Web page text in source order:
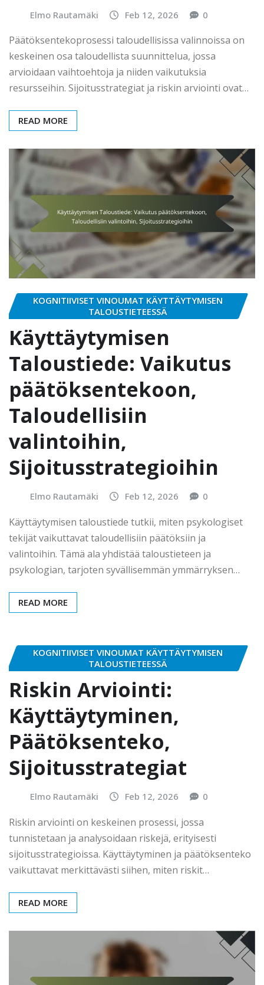
Elmo Rautamäki Feb 12, 2026 0
Päätöksentekoprosessi taloudellisissa valinnoissa on
keskeinen osa taloudellista suunnittelua, jossa
arvioidaan vaihtoehtoja ja niiden vaikutuksia
resursseihin. Sijoitusstrategiat ja riskin arviointi ovat…
READ MORE
KOGNITIIVISET VINOUMAT KÄYTTÄYTYMISEN
TALOUSTIETEESSÄ
Käyttäytymisen
Taloustiede: Vaikutus
päätöksentekoon,
Taloudellisiin
valintoihin,
Sijoitusstrategioihin
Elmo Rautamäki Feb 12, 2026 0
Käyttäytymisen taloustiede tutkii, miten psykologiset
tekijät vaikuttavat taloudellisiin päätöksiin ja
valintoihin. Tämä ala yhdistää taloustieteen ja
psykologian, tarjoten syvällisemmän ymmärryksen…
READ MORE
KOGNITIIVISET VINOUMAT KÄYTTÄYTYMISEN
TALOUSTIETEESSÄ
Riskin Arviointi:
Käyttäytyminen,
Päätöksenteko,
Sijoitusstrategiat
Elmo Rautamäki Feb 12, 2026 0
Riskin arviointi on keskeinen prosessi, jossa
tunnistetaan ja analysoidaan riskejä, erityisesti
sijoitusstrategioissa. Käyttäytyminen ja päätöksenteko
vaikuttavat merkittävästi siihen, miten riskit…
READ MORE